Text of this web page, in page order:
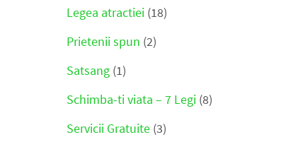
Legea atractiei (18)
Prietenii spun (2)
Satsang (1)
Schimba-ti viata – 7 Legi (8)
Servicii Gratuite (3)